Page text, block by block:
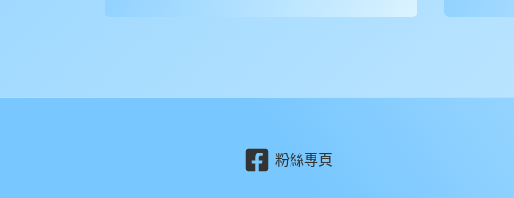
粉絲專頁